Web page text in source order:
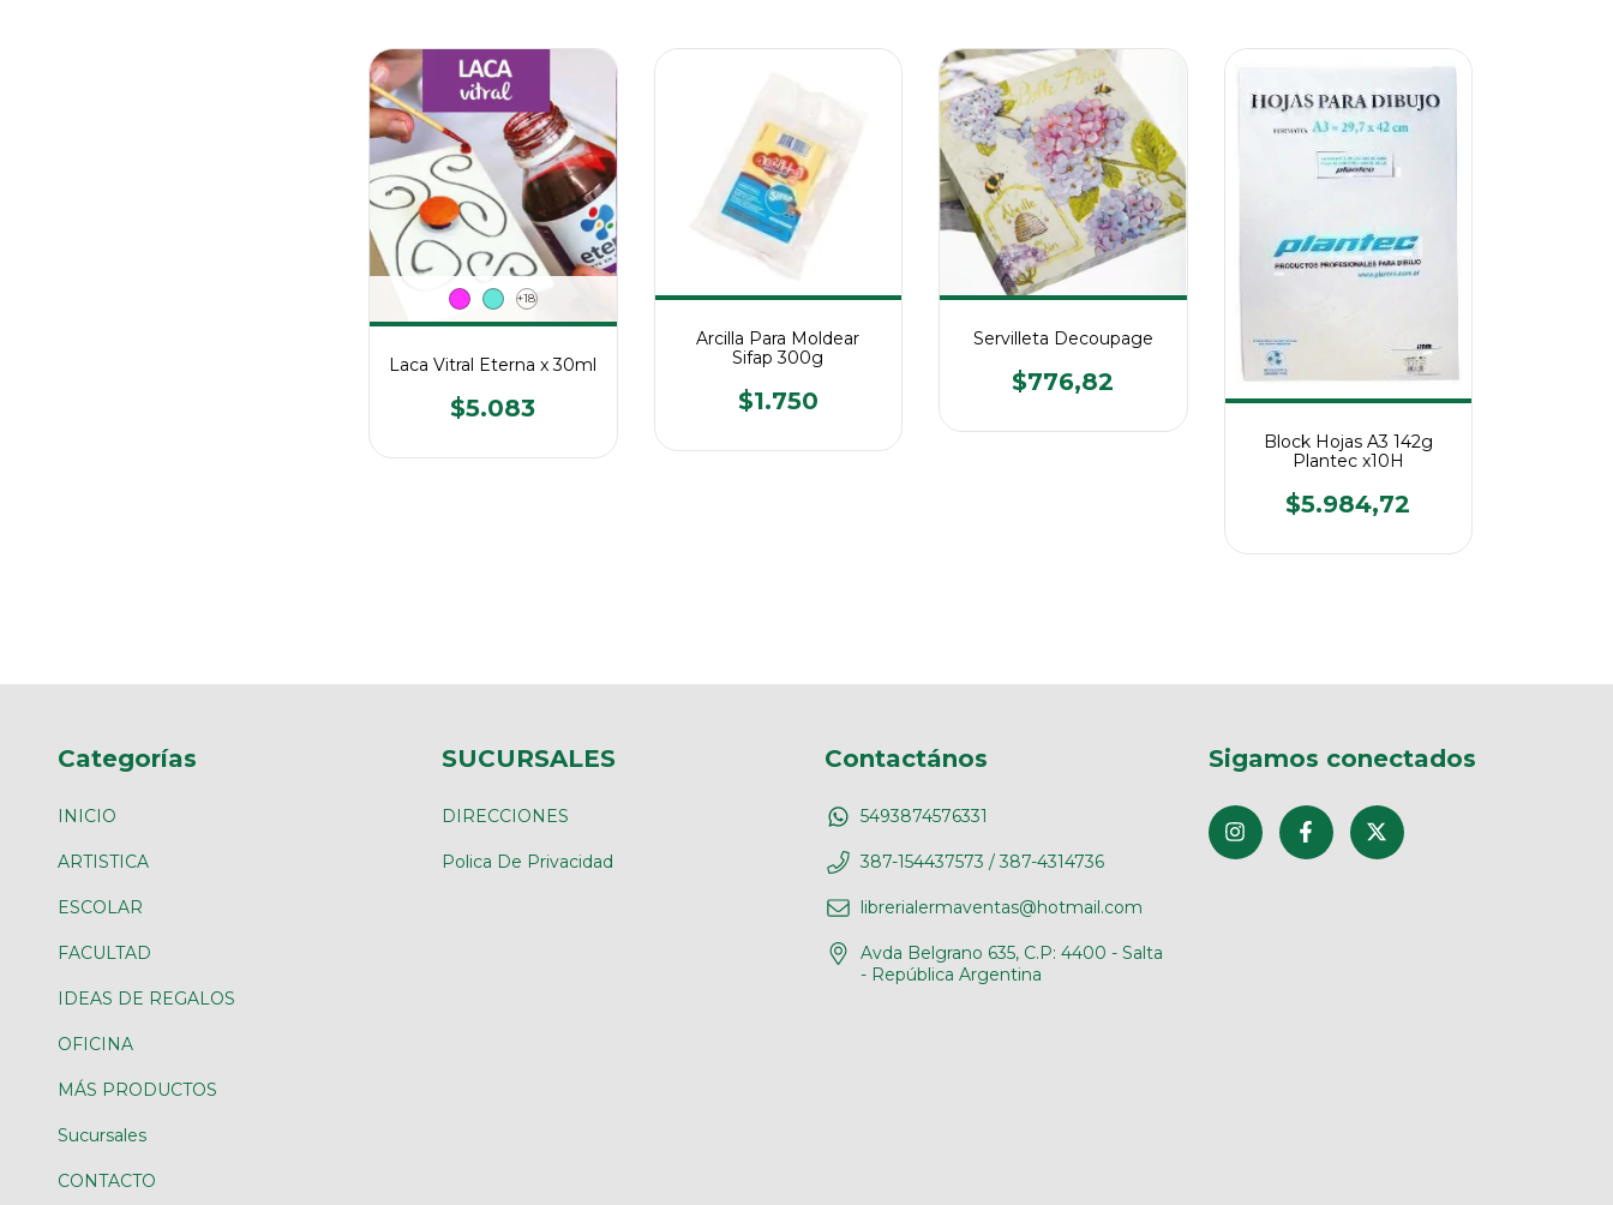
+18
Laca Vitral Eterna x 30ml
$5.083
Arcilla Para Moldear
Sifap 300g
$1.750
Servilleta Decoupage
$776,82
Block Hojas A3 142g
Plantec x10H
$5.984,72
Categorías
INICIO
ARTISTICA
ESCOLAR
FACULTAD
IDEAS DE REGALOS
OFICINA
MÁS PRODUCTOS
Sucursales
CONTACTO
SUCURSALES
DIRECCIONES
Polica De Privacidad
Contactános
5493874576331
387-154437573 / 387-4314736
librerialermaventas@hotmail.com
Avda Belgrano 635, C.P: 4400 - Salta
- República Argentina
Sigamos conectados